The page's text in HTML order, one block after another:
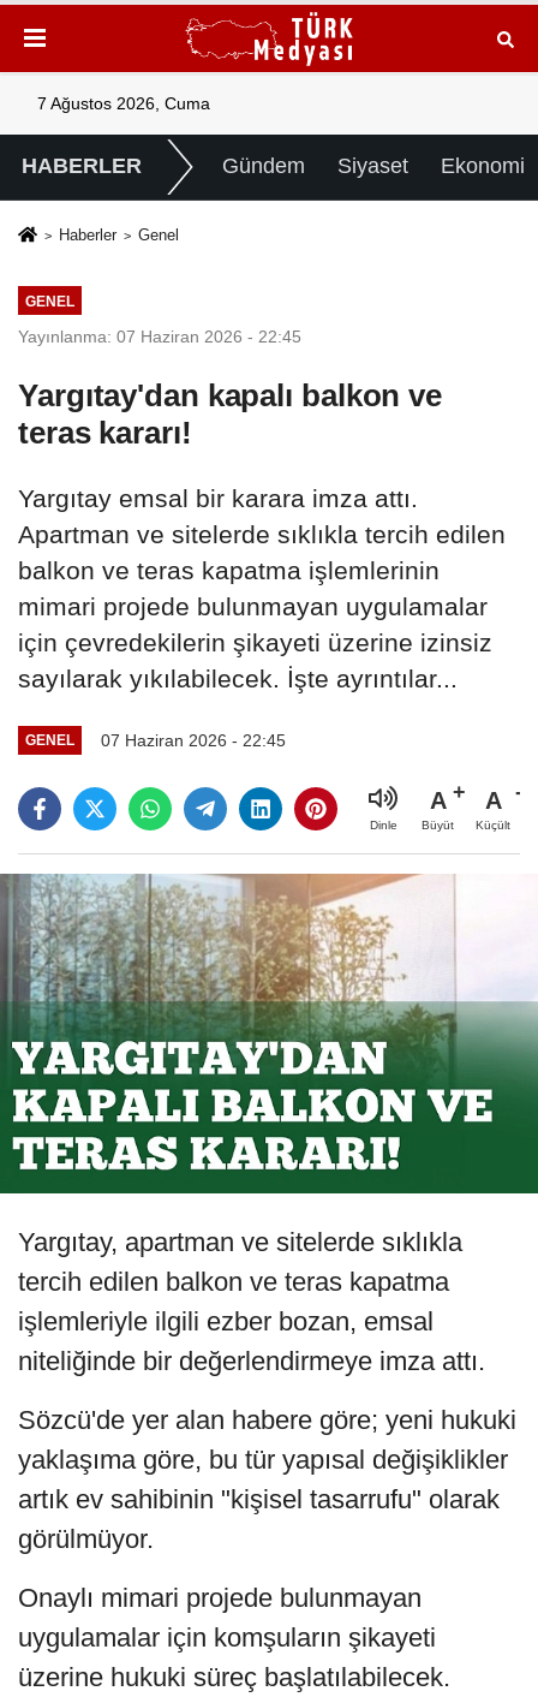
7 Ağustos 2026, Cuma
HABERLER Gündem Siyaset Ekonomi
Haberler Genel
GENEL
Yayınlanma: 07 Haziran 2026 - 22:45
Yargıtay'dan kapalı balkon ve
teras kararı!
Yargıtay emsal bir karara imza attı.
Apartman ve sitelerde sıklıkla tercih edilen
balkon ve teras kapatma işlemlerinin
mimari projede bulunmayan uygulamalar
için çevredekilerin şikayeti üzerine izinsiz
sayılarak yıkılabilecek. İşte ayrıntılar...
GENEL 07 Haziran 2026 - 22:45
Dinle
A
Büyüt
A
Küçült
Yargıtay, apartman ve sitelerde sıklıkla
tercih edilen balkon ve teras kapatma
işlemleriyle ilgili ezber bozan, emsal
niteliğinde bir değerlendirmeye imza attı.
Sözcü'de yer alan habere göre; yeni hukuki
yaklaşıma göre, bu tür yapısal değişiklikler
artık ev sahibinin "kişisel tasarrufu" olarak
görülmüyor.
Onaylı mimari projede bulunmayan
uygulamalar için komşuların şikayeti
üzerine hukuki süreç başlatılabilecek.